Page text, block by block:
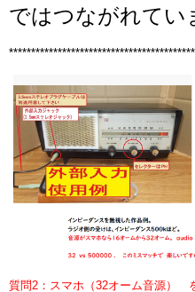
ではつながれてい
質問2：スマホ（32オーム音源）